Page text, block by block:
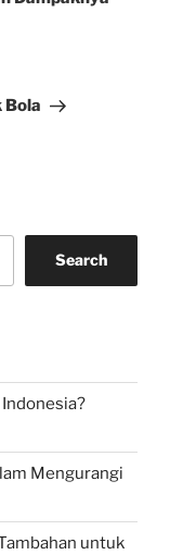
Bola
Search
Mengurangi
untuk